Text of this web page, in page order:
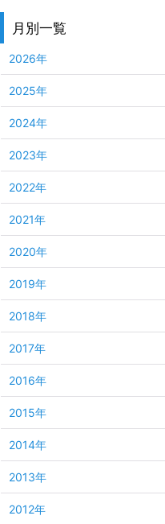
月別一覧
2026年
2025年
2024年
2023年
2022年
2021年
2020年
2019年
2018年
2017年
2016年
2015年
2014年
2013年
2012年